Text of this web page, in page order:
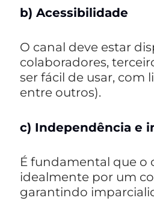
b) Acessibilidade
O canal deve estar
colaboradores,
ser fácil de usar, com
entre outros).
c) Independência e
É fundamental que o
idealmente por um
garantindo